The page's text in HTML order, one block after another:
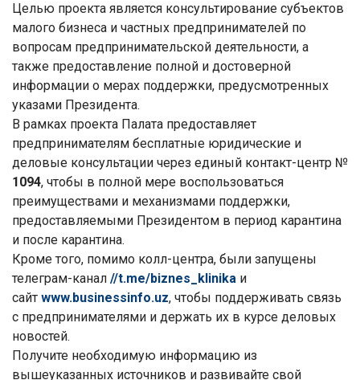
Целью проекта является консультирование субъектов
малого бизнеса и частных предпринимателей по
вопросам предпринимательской деятельности, а
также предоставление полной и достоверной
информации о мерах поддержки, предусмотренных
указами Президента.
В рамках проекта Палата предоставляет
предпринимателям бесплатные юридические и
деловые консультации через единый контакт-центр №
1094, чтобы в полной мере воспользоваться
преимуществами и механизмами поддержки,
предоставляемыми Президентом в период карантина
и после карантина.
Кроме того, помимо колл-центра, были запущены
телеграм-канал //t.me/biznes_klinika и
сайт www.businessinfo.uz, чтобы поддерживать связь
с предпринимателями и держать их в курсе деловых
новостей.
Получите необходимую информацию из
вышеуказанных источников и развивайте свой